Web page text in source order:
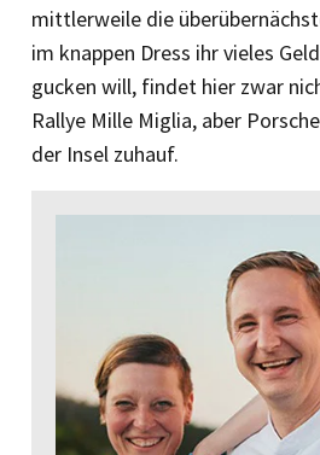
mittlerweile die
im knappen Dress ihr vieles
gucken will, findet hier zwar
Rallye Mille Miglia, aber
der Insel zuhauf.